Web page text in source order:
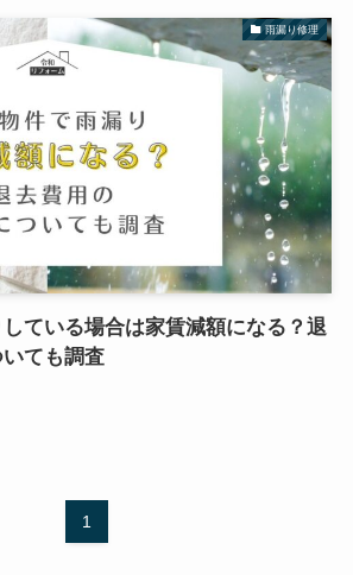
雨漏り修理
ている場合は家賃減額になる？退
ても調査
1